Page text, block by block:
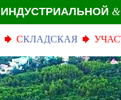
ИНДУСТРИАЛЬНОЙ &
СКЛАДСКАЯ